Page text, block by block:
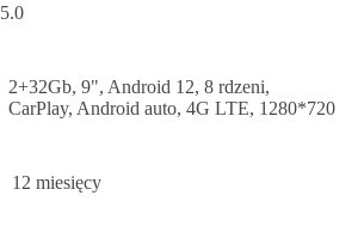
5.0
2+32Gb, 9", Android 12, 8 rdzeni,
CarPlay, Android auto, 4G LTE, 1280*720
12 miesięcy